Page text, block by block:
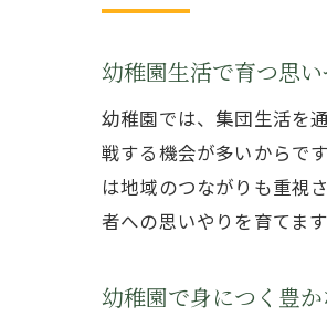
幼稚園生活で育つ思
幼稚園では、集団生活を
戦する機会が多いからで
は地域のつながりも重視
者への思いやりを育てます
幼稚園で身につく豊